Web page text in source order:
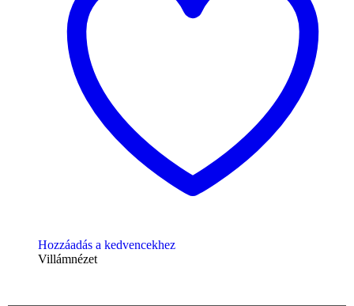
Hozzáadás a kedvencekhez
Villámnézet